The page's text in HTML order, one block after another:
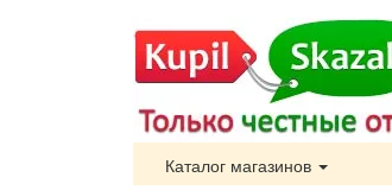
Каталог магазинов